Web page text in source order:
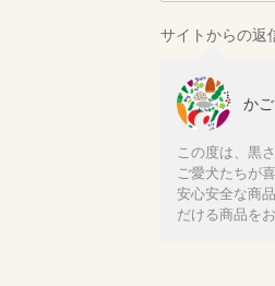
サイトからの返
か
この度は、黒
ご愛犬たちが
安心安全な商
だける商品を